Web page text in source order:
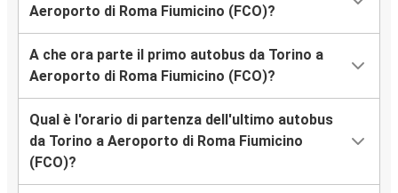
Aeroporto di Roma Fiumicino (FCO)?
A che ora parte il primo autobus da Torino a
Aeroporto di Roma Fiumicino (FCO)?
Qual è l'orario di partenza dell'ultimo autobus
da Torino a Aeroporto di Roma Fiumicino
(FCO)?